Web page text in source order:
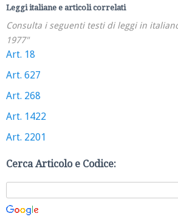
Leggi italiane e articoli correlati
Consulta i seguenti testi di leggi in
1977"
Art. 18
Art. 627
Art. 268
Art. 1422
Art. 2201
Cerca Articolo e Codice: